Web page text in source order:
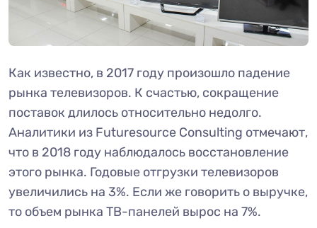
Как известно, в 2017 году произошло падение
рынка телевизоров. К счастью, сокращение
поставок длилось относительно недолго.
Аналитики из Futuresource Consulting отмечают,
что в 2018 году наблюдалось восстановление
этого рынка. Годовые отгрузки телевизоров
увеличились на 3%. Если же говорить о выручке,
то объем рынка ТВ-панелей вырос на 7%.